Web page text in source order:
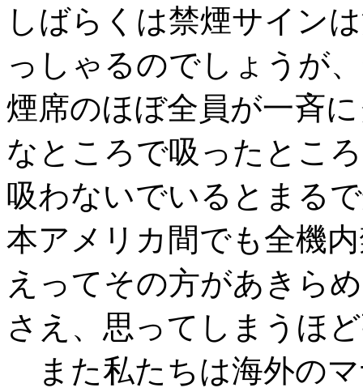
しばらくは禁煙サイン
っしゃるのでしょうが
煙席のほぼ全員が一斉
なところで吸ったとこ
吸わないでいるとまる
本アメリカ間でも全機
えってその方があきら
さえ、思ってしまうほ
また私たちは海外の